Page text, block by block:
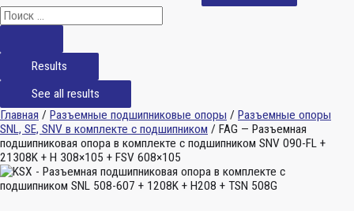
Results
See all results
Главная / Разъемные подшипниковые опоры / Разъемные опоры
SNL, SE, SNV в комплекте с подшипником / FAG — Разъемная
подшипниковая опора в комплекте с подшипником SNV 090-FL +
21308K + H 308×105 + FSV 608×105